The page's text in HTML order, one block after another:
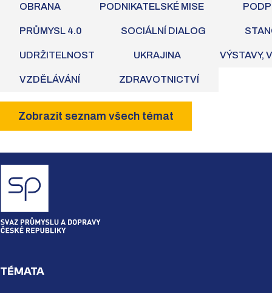
OBRANA PODNIKATELSKÉ MISE
PRŮMYSL 4.0 SOCIÁLNÍ DIALOG
UDRŽITELNOST UKRAJINA VÝSTAVY,
VZDĚLÁVÁNÍ ZDRAVOTNICTVÍ
Zobrazit seznam všech témat
TÉMATA